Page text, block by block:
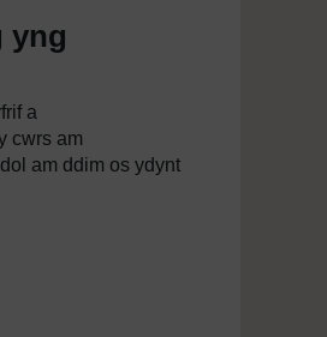
yng
a
cwrs am
am ddim os ydynt